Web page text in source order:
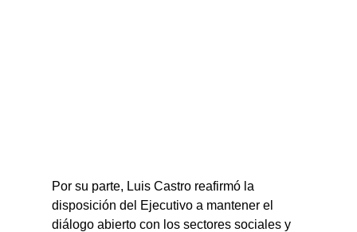
Por su parte, Luis Castro reafirmó la
disposición del Ejecutivo a mantener el
diálogo abierto con los sectores sociales y